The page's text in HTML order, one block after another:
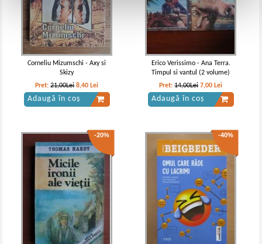
Corneliu Mizumschi - Axy si
Skizy
Pret:21,00Lei 8,40 Lei
Adaugă în coș
Erico Verissimo - Ana Terra.
Timpul si vantul (2 volume)
Pret:14,00Lei 7,00 Lei
Adaugă în coș
-20% -40%